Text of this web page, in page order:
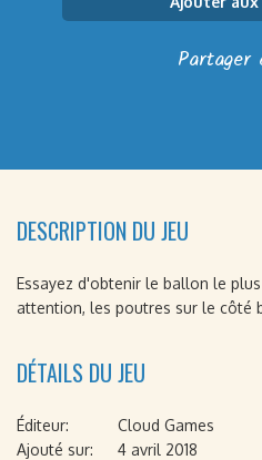
DESCRIPTION DU JEU
Essayez d'obtenir le ballon le
attention, les poutres sur le côté
DÉTAILS DU JEU
Éditeur:
Cloud Games
Ajouté sur:
4 avril 2018